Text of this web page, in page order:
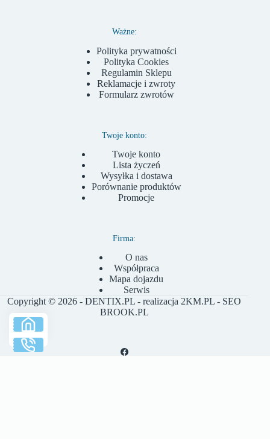
Ważne:
Polityka prywatności
Polityka Cookies
Regulamin Sklepu
Reklamacje i zwroty
Formularz zwrotów
Twoje konto:
Twoje konto
Lista życzeń
Wysyłka i dostawa
Porównanie produktów
Promocje
Firma:
O nas
Współpraca
Mapa dojazdu
Serwis
Copyright © 2026 - DENTIX.PL - realizacja 2KM.PL - SEO
BROOK.PL